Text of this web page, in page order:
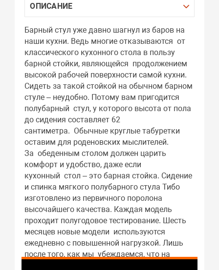
ОПИСАНИЕ
Барный стул уже давно шагнул из баров на
наши кухни. Ведь многие отказываются от
классического кухонного стола в пользу
барной стойки, являющейся продолжением
высокой рабочей поверхности самой кухни.
Сидеть за такой стойкой на обычном барном
стуле – неудобно. Потому вам пригодится
полубарный стул, у которого высота от пола
до сидения составляет 62
сантиметра. Обычные круглые табуретки
оставим для роденовских мыслителей.
За обеденным столом должен царить
комфорт и удобство, даже если
кухонный стол – это барная стойка. Сидение
и спинка мягкого полубарного стула Тибо
изготовлено из первичного поролона
высочайшего качества. Каждая модель
проходит полугодовое тестирование. Шесть
месяцев новые модели используются
ежедневно с повышенной нагрузкой. Лишь
после того, как мы убеждаемся, что на